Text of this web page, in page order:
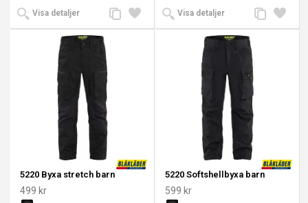
Visa detaljer
Lägg
till i
Lägg
till
Visa detaljer
Lägg
till i
Lägg
till
5220 Byxa stretch barn
499 kr
5220 Softshellbyxa barn
599 kr